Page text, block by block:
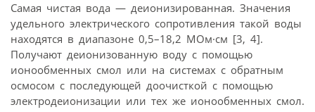
Самая чистая вода — деионизированная. Значения
удельного электрического сопротивления такой воды
находятся в диапазоне 0,5–18,2 МОм·см [3, 4].
Получают деионизованную воду с помощью
ионообменных смол или на системах с обратным
осмосом с последующей доочисткой с помощью
электродеионизации или тех же ионообменных смол.